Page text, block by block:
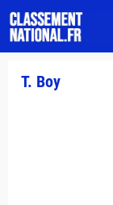
T. Boy